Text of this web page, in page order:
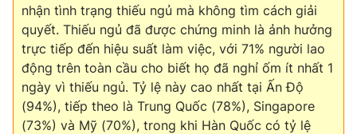
Liên hệ quảng cáo: 024-7300.7108
nhận tình trạng thiếu ngủ mà không tìm cách giải
quyết. Thiếu ngủ đã được chứng minh là ảnh hưởng
trực tiếp đến hiệu suất làm việc, với 71% người lao
động trên toàn cầu cho biết họ đã nghỉ ốm ít nhất 1
ngày vì thiếu ngủ. Tỷ lệ này cao nhất tại Ấn Độ
(94%), tiếp theo là Trung Quốc (78%), Singapore
(73%) và Mỹ (70%), trong khi Hàn Quốc có tỷ lệ